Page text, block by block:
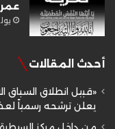
يوليو
أحدث المقالات
«قبيل انطلاق السباق
يعلن ترشحه رسمياً
من داخل مركز